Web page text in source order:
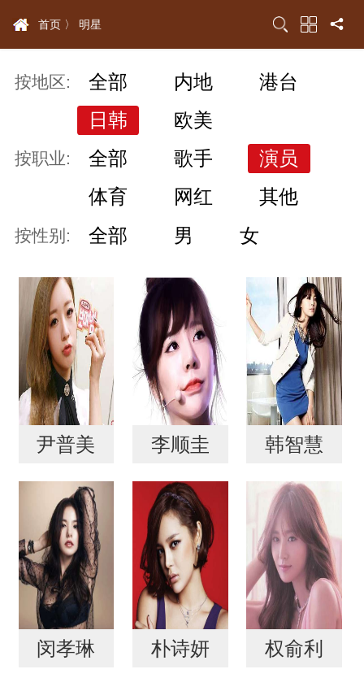
首页 〉 明星
按地区: 全部 内地
港台
日韩
欧美
按职业: 全部 歌手
演员
体育
网红 其他
按性别: 全部 男 女
尹普美 李顺圭 韩智慧
闵孝琳 朴诗妍 权俞利